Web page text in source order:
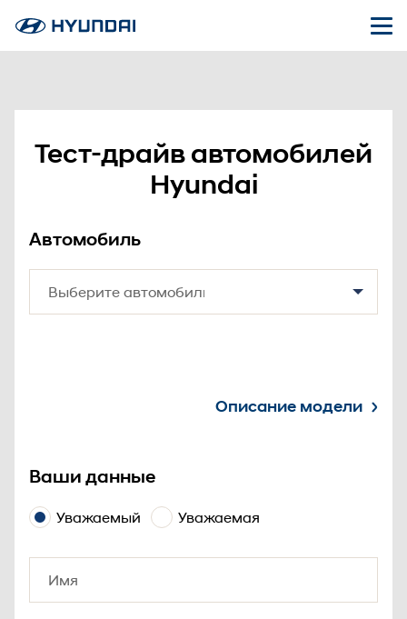
Тест-драйв автомобилей
Hyundai
Автомобиль
Описание модели
Ваши данные
Уважаемый Уважаемая